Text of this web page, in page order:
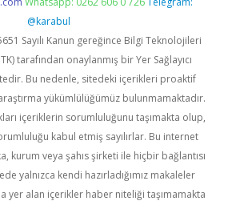
@karabul
Sayılı Kanun gereğince Bilgi Teknolojileri
tarafından onaylanmış bir Yer Sağlayıcı
Bu nedenle, sitedeki içerikleri proaktif
yükümlülüğümüz bulunmamaktadır.
içeriklerin sorumluluğunu taşımakta olup,
kabul etmiş sayılırlar. Bu internet
kurum veya şahıs şirketi ile hiçbir bağlantısı
yalnızca kendi hazırladığımız makaleler
yer alan içerikler haber niteliği taşımamakta